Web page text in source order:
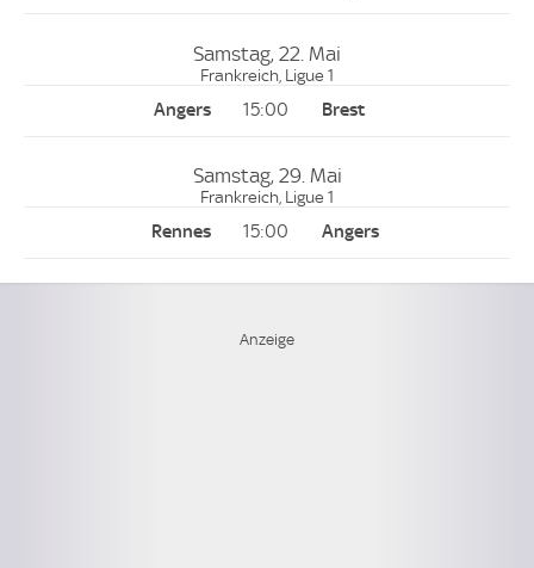
Samstag, 22. Mai
Frankreich, Ligue 1
15:00
Samstag, 29. Mai
Frankreich, Ligue 1
15:00